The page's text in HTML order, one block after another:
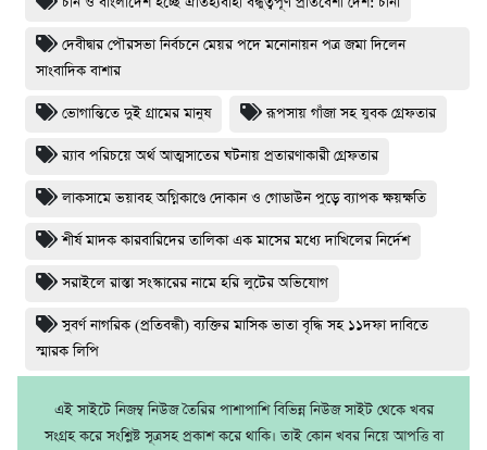
দেবীদ্বার পৌরসভা নির্বচনে মেয়র পদে মনোনায়ন পত্র জমা দিলেন
সাংবাদিক বাশার
ভোগান্তিতে দুই গ্রামের মানুষ রূপসায় গাঁজা সহ যুবক গ্রেফতার
র‌্যাব পরিচয়ে অর্থ আত্মসাতের ঘটনায় প্রতারণাকারী গ্রেফতার
লাকসামে ভয়াবহ অগ্নিকাণ্ডে দোকান ও গোডাউন পুড়ে ব‍্যাপক ক্ষয়ক্ষতি
শীর্ষ মাদক কারবারিদের তালিকা এক মাসের মধ্যে দাখিলের নির্দেশ
সরাইলে রাস্তা সংস্কারের নামে হরি লুটের অভিযোগ
সুবর্ণ নাগরিক (প্রতিবন্ধী) ব্যক্তির মাসিক ভাতা বৃদ্ধি সহ ১১দফা দাবিতে
স্মারক লিপি
এই সাইটে নিজম্ব নিউজ তৈরির পাশাপাশি বিভিন্ন নিউজ সাইট থেকে খবর
সংগ্রহ করে সংশ্লিষ্ট সূত্রসহ প্রকাশ করে থাকি। তাই কোন খবর নিয়ে আপত্তি বা